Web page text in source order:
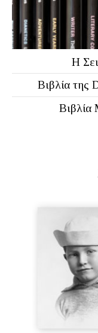
Η
Βιβλία της
Βιβλία